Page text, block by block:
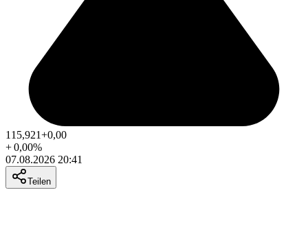
115,921+0,00
+0,00%
07.08.2026 20:41
Teilen